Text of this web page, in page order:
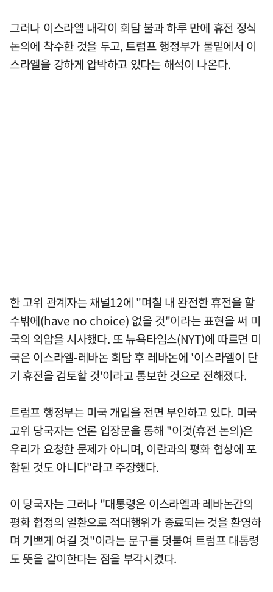
그러나 이스라엘 내각이 회담 불과 하루 만에 휴전 정식
논의에 착수한 것을 두고, 트럼프 행정부가 물밑에서 이
스라엘을 강하게 압박하고 있다는 해석이 나온다.
한 고위 관계자는 채널12에 "며칠 내 완전한 휴전을 할
수밖에(have no choice) 없을 것"이라는 표현을 써 미
국의 외압을 시사했다. 또 뉴욕타임스(NYT)에 따르면 미
국은 이스라엘-레바논 회담 후 레바논에 '이스라엘이 단
기 휴전을 검토할 것'이라고 통보한 것으로 전해졌다.
트럼프 행정부는 미국 개입을 전면 부인하고 있다. 미국
고위 당국자는 언론 입장문을 통해 "이것(휴전 논의)은
우리가 요청한 문제가 아니며, 이란과의 평화 협상에 포
함된 것도 아니다"라고 주장했다.
이 당국자는 그러나 "대통령은 이스라엘과 레바논간의
평화 협정의 일환으로 적대행위가 종료되는 것을 환영하
며 기쁘게 여길 것"이라는 문구를 덧붙여 트럼프 대통령
도 뜻을 같이한다는 점을 부각시켰다.